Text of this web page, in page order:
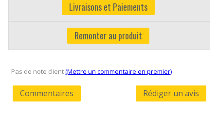
Livraisons et Paiements
Remonter au produit
Pas de note client(Mettre un commentaire en premier)
Commentaires Rédiger un avis